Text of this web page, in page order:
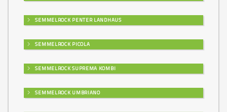
SEMMELROCK PENTER LANDHAUS
SEMMELROCK PICOLA
SEMMELROCK SUPREMA KOMBI
SEMMELROCK UMBRIANO